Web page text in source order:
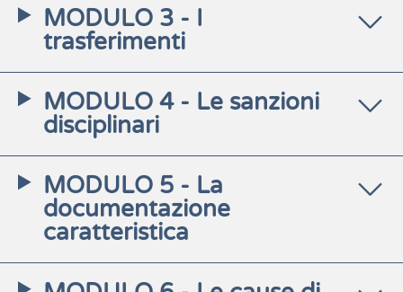
MODULO 3 - I
trasferimenti
MODULO 4 - Le sanzioni
disciplinari
MODULO 5 - La
documentazione
caratteristica